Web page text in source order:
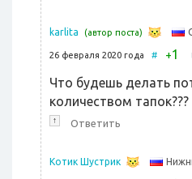
karlita (автор поста)
26 февраля 2020 года # +1
Что будешь делать
количеством тапок???
↑ Ответить
Котик Шустрик